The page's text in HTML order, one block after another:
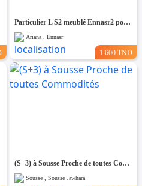
Particulier L S2 meublé Ennasr2 pour étranger
Ariana , Ennasr
1.600 TND
(S+3) à Sousse Proche de toutes Commodités
Sousse , Sousse Jawhara